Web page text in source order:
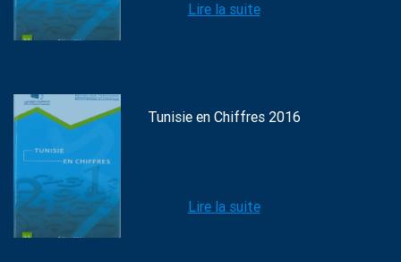
Lire la suite
Tunisie en Chiffres 2016
Lire la suite